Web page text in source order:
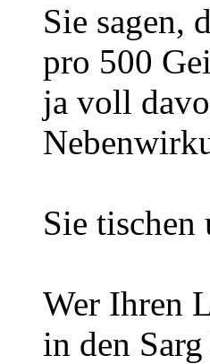
Sie sagen,
pro 500
ja voll
Sie tischen
Wer Ihren
in den